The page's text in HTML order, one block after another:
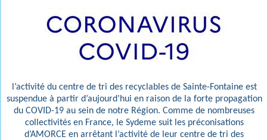
l’activité du centre de tri des recyclables de Sainte-Fontaine est
suspendue à partir d’aujourd’hui en raison de la forte propagation
du COVID-19 au sein de notre Région. Comme de nombreuses
collectivités en France, le Sydeme suit les préconisations
d’AMORCE en arrêtant l’activité de leur centre de tri des